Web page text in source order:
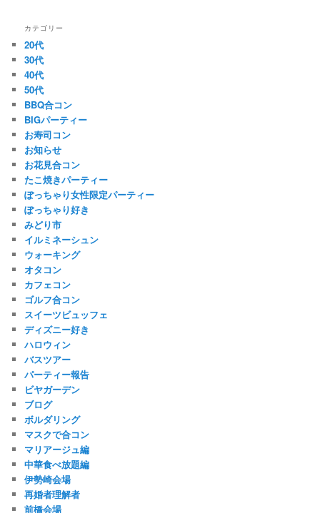
カテゴリー
20代
30代
40代
50代
BBQ合コン
BIGパーティー
お寿司コン
お知らせ
お花見合コン
たこ焼きパーティー
ぽっちゃり女性限定パーティー
ぽっちゃり好き
みどり市
イルミネーシュン
ウォーキング
オタコン
カフェコン
ゴルフ合コン
スイーツビュッフェ
ディズニー好き
ハロウィン
バスツアー
パーティー報告
ビヤガーデン
ブログ
ボルダリング
マスクで合コン
マリアージュ編
中華食べ放題編
伊勢崎会場
再婚者理解者
前橋会場